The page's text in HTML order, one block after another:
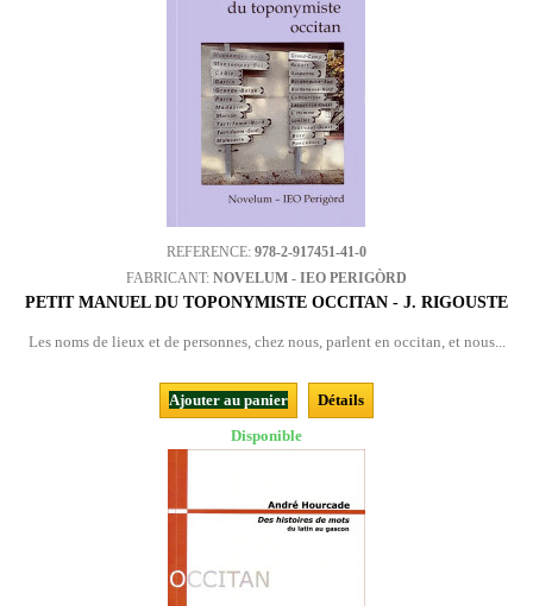
REFERENCE: 978-2-917451-41-0
FABRICANT: NOVELUM - IEO PERIGÒRD
PETIT MANUEL DU TOPONYMISTE OCCITAN - J. RIGOUSTE
Les noms de lieux et de personnes, chez nous, parlent en occitan, et nous...
Ajouter au panier
Détails
Disponible